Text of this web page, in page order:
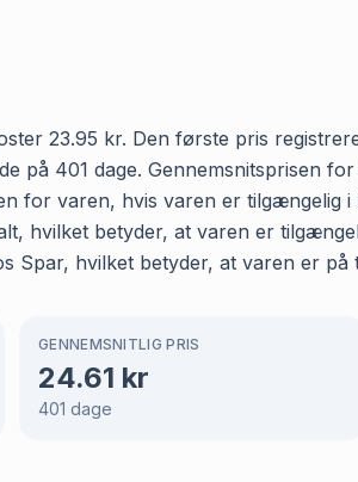
23.95 kr. Den første pris
på 401 dage. Gennemsnitsprisen
for varen, hvis varen er tilgængelig
hvilket betyder, at varen er
Spar, hvilket betyder, at varen er på
GENNEMSNITLIG PRIS
24.61 kr
401 dage